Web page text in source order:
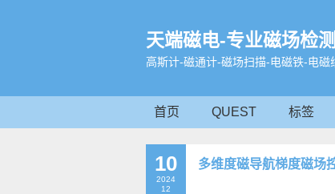
天端磁电-专业磁场检
高斯计-磁通计-磁场扫描-电磁铁-电磁
首页 QUEST 标签
10
2024
12
多维度磁导航梯度磁场